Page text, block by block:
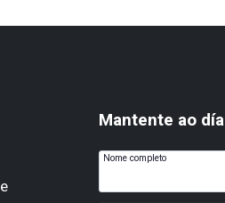
Mantente ao día
Nome completo